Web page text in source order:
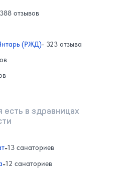
отзывов
(РЖД)- 323 отзыва
в здравницах
-13 санаториев
-12 санаториев